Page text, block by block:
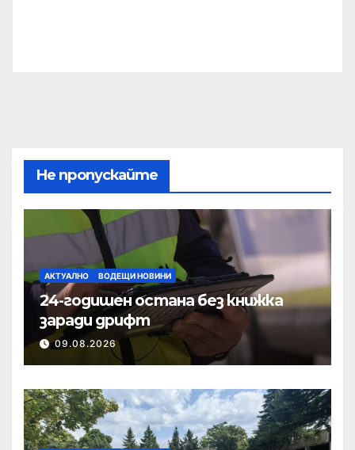
Не пропускайте
АКТУАЛНО ВОДЕЩИ НОВИНИ
24-годишен остана без книжка
заради дрифт
09.08.2026